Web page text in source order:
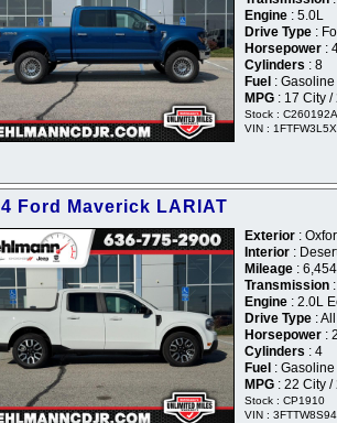
Engine : 5.0L
Drive Type :
Horsepower :
Cylinders : 8
Fuel : Gasoline
MPG : 17 City /
Stock : C260192A
VIN :
Ford Maverick LARIAT
Exterior :
Interior :
Mileage : 6,454
Transmission
Engine : 2.0L
Drive Type :
Horsepower :
Cylinders : 4
Fuel : Gasoline
MPG : 22 City /
Stock : CP1910
VIN :